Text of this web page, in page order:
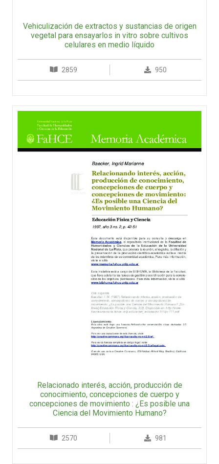
Vehiculización de extractos y sustancias de origen
vegetal para ensayarlos in vitro sobre cultivos
celulares en medio líquido
2859 950
Relacionado interés, acción, producción de
conocimiento, concepciones de cuerpo y
concepciones de movimiento : ¿Es posible una
Ciencia del Movimiento Humano?
2570 981